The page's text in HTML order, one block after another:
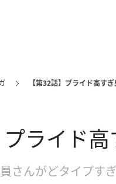
【第32話】プライド高すぎ
プライド
さんがどタイプす